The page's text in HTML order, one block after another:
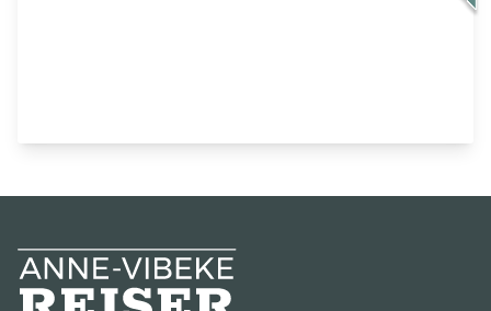
Anne-Vibeke Rejser